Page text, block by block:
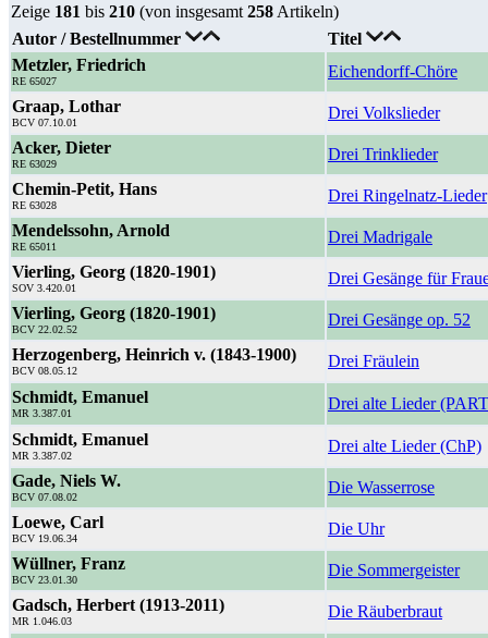
Zeige 181 bis 210 (von insgesamt 258 Artikeln)
Autor / Bestellnummer
Titel
Metzler, Friedrich
RE 65027
Eichendorff-Chöre
Graap, Lothar
BCV 07.10.01
Drei Volkslieder
Acker, Dieter
RE 63029
Drei Trinklieder
Chemin-Petit, Hans
RE 63028
Drei Ringelnatz-Lieder
Mendelssohn, Arnold
RE 65011
Drei Madrigale
Vierling, Georg (1820-1901)
SOV 3.420.01
Drei Gesänge für
Vierling, Georg (1820-1901)
BCV 22.02.52
Drei Gesänge op. 52
Herzogenberg, Heinrich v. (1843-1900)
BCV 08.05.12
Drei Fräulein
Schmidt, Emanuel
MR 3.387.01
Drei alte Lieder
Schmidt, Emanuel
MR 3.387.02
Drei alte Lieder (ChP)
Gade, Niels W.
BCV 07.08.02
Die Wasserrose
Loewe, Carl
BCV 19.06.34
Die Uhr
Wüllner, Franz
BCV 23.01.30
Die Sommergeister
Gadsch, Herbert (1913-2011)
MR 1.046.03
Die Räuberbraut